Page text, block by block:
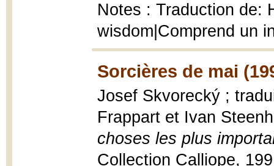
Notes : Traduction de:
wisdom|Comprend un
Sorcières de mai
Josef Skvorecký ;
Frappart et Ivan
choses les plus
Collection Calliope,